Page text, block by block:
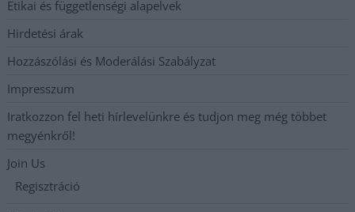
Etikai és függetlenségi alapelvek
Hirdetési árak
Hozzászólási és Moderálási Szabályzat
Impresszum
Iratkozzon fel heti hírlevelünkre és tudjon meg még többet
megyénkről!
Join Us
Regisztráció